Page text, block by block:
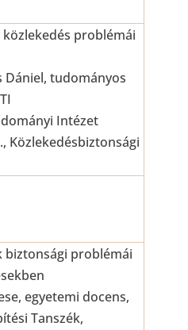
problémái
Dániel, tudományos
Intézet
Közlekedésbiztonsági
biztonsági problémái
egyetemi docens,
Tanszék,